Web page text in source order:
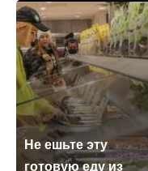
Не ешьте эту
готовую еду из